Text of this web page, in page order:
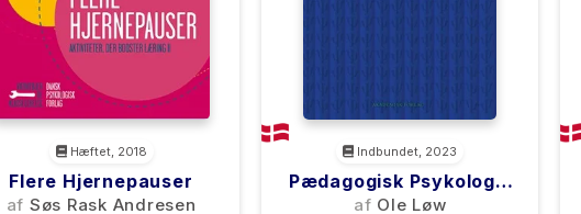
Hæftet, 2018
Flere Hjernepauser
af Søs Rask Andresen
Indbundet, 2023
Pædagogisk Psykologi I
Læreruddannelsen
af Ole Løw